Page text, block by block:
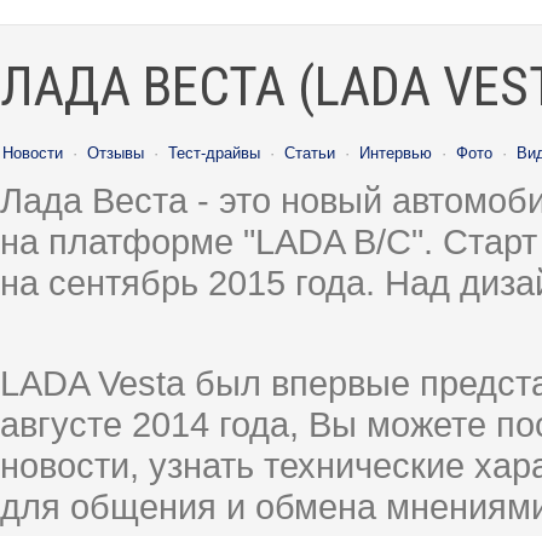
ЛАДА ВЕСТА (LADA
Новости · Отзывы · Тест-драйвы · Статьи · Интервью · Фото ·
Лада Веста - это новый
на платформе "LADA B/C".
на сентябрь 2015 года. Над
LADA Vesta был впервые
августе 2014 года, Вы можете
новости, узнать технические
для общения и обмена